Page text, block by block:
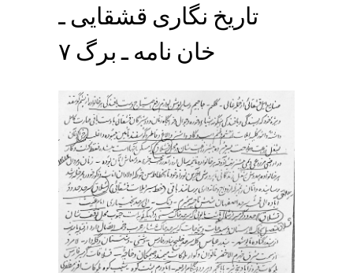
تاریخ نگاری قشقایی ـ
خان نامه ـ برگ ۷